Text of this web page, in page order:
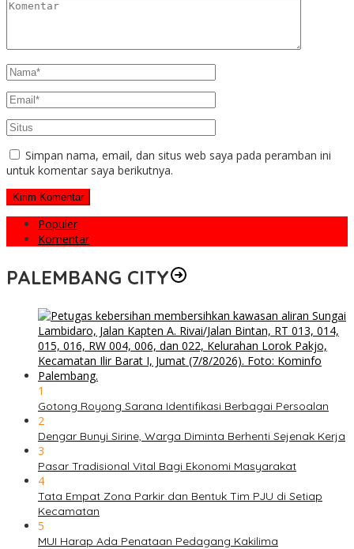
Simpan nama, email, dan situs web saya pada peramban ini
untuk komentar saya berikutnya.
Populer
Komentar
PALEMBANG CITY
1
Gotong Royong Sarana Identifikasi Berbagai Persoalan
2
Dengar Bunyi Sirine, Warga Diminta Berhenti Sejenak Kerja
3
Pasar Tradisional Vital Bagi Ekonomi Masyarakat
4
Tata Empat Zona Parkir dan Bentuk Tim PJU di Setiap
Kecamatan
5
MUI Harap Ada Penataan Pedagang Kakilima